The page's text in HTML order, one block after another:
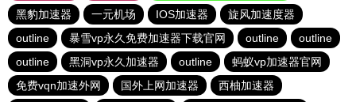
黑豹加速器
一元机场 IOS加速器
旋风加速度器
outline
暴雪vp永久免费加速器下载官网 outline
outline
outline
黑洞vp永久加速器 outline
蚂蚁vp加速器官网
免费vqn加速外网
国外上网加速器
西柚加速器